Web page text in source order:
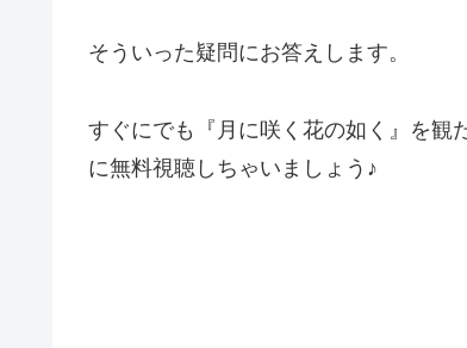
そういった疑問にお答えします。
すぐにでも『月に咲く花の如く』を観
に無料視聴しちゃいましょう♪